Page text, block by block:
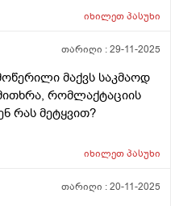
იხილეთპასუხი
თარიღი :29-11-2025
მაქვს საკმაოდ
რომლაქტაციის
რას მეტყვით?
იხილეთპასუხი
თარიღი :20-11-2025